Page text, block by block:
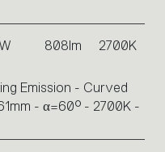
808lm 2700K
Emission - Curved
- α=60° - 2700K -